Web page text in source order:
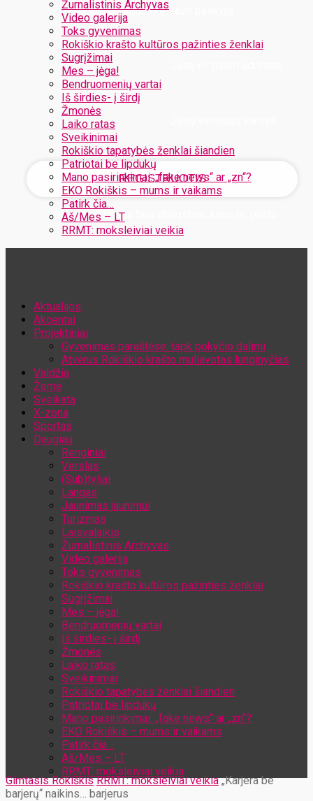
Žurnalistinis Archyvas
Video galerija
Toks gyvenimas
Rokiškio krašto kultūros pažinties ženklai
Sugrįžimai
Mes – jėga!
Bendruomenių vartai
Iš širdies- į širdį
Žmonės
Laiko ratas
Sveikinimai
Rokiškio tapatybės ženklai šiandien
Patriotai be lipdukų
Mano pasirinkimai: „fake news“ ar „zn“?
EKO Rokiškis – mums ir vaikams
Patirk čia…
Aš/Mes – LT
RRMT: moksleiviai veikia
Užregistruokite savo paskyrą
Jūsų slaptažodis bus atsiųstas Jums el. paštu
Aktualijos
Akcentai
Projektiniai
Gyvenimas paraštėse: tapk pokyčio dalimi
Atvėrus Rokiškio krašto muliavotas lunginyčias
Valdžia
Žemė
Sveikata
X-zona
Sportas
Daugiau
Renginiai
Verslas
(Sub)tyliai
Langas
Jaunimas jaunimui
Turizmas
Laisvalaikis
Žurnalistinis Archyvas
Video galerija
Toks gyvenimas
Rokiškio krašto kultūros pažinties ženklai
Sugrįžimai
Mes – jėga!
Bendruomenių vartai
Iš širdies- į širdį
Žmonės
Laiko ratas
Sveikinimai
Rokiškio tapatybės ženklai šiandien
Patriotai be lipdukų
Mano pasirinkimai: „fake news“ ar „zn“?
EKO Rokiškis – mums ir vaikams
Patirk čia…
Aš/Mes – LT
RRMT: moksleiviai veikia
Gimtasis Rokiškis RRMT: moksleiviai veikia „Karjera be
barjerų“ naikins… barjerus